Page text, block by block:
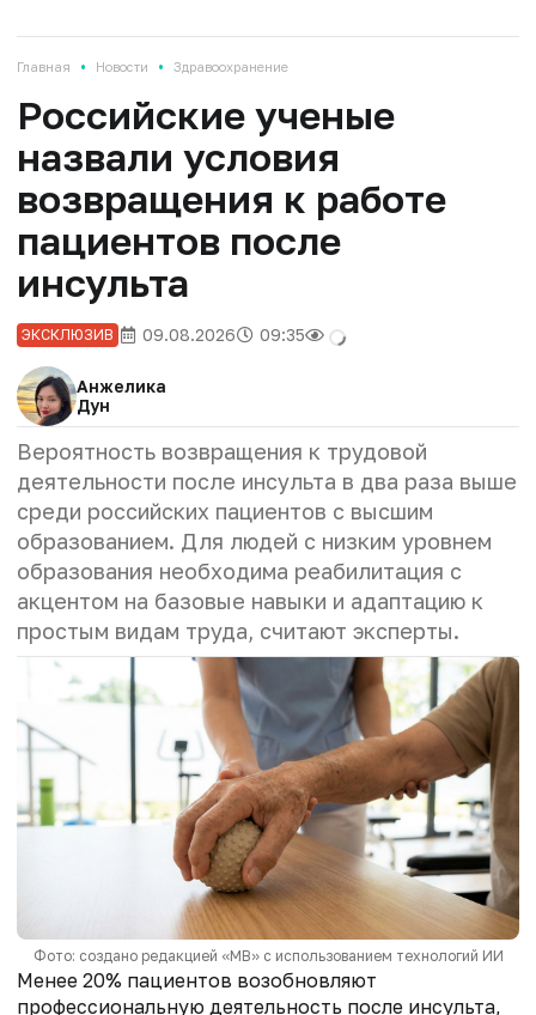
Главная • Новости • Здравоохранение
Российские ученые
назвали условия
возвращения к работе
пациентов после
инсульта
ЭКСКЛЮЗИВ 09.08.2026 09:35
Анжелика
Дун
Вероятность возвращения к трудовой
деятельности после инсульта в два раза выше
среди российских пациентов с высшим
образованием. Для людей с низким уровнем
образования необходима реабилитация с
акцентом на базовые навыки и адаптацию к
простым видам труда, считают эксперты.
Фото: создано редакцией «МВ» с использованием технологий ИИ
Менее 20% пациентов возобновляют
профессиональную деятельность после инсульта,